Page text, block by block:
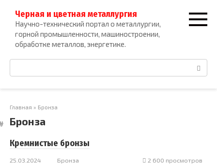
контенту
Черная и цветная металлургия
Научно-технический портал о металлургии,
горной промышленности, машиностроении,
обработке металлов, энергетике.
Поиск:
Главная » Бронза
Бронза
Кремнистые бронзы
25.03.2024 Бронза 2 600 просмотров